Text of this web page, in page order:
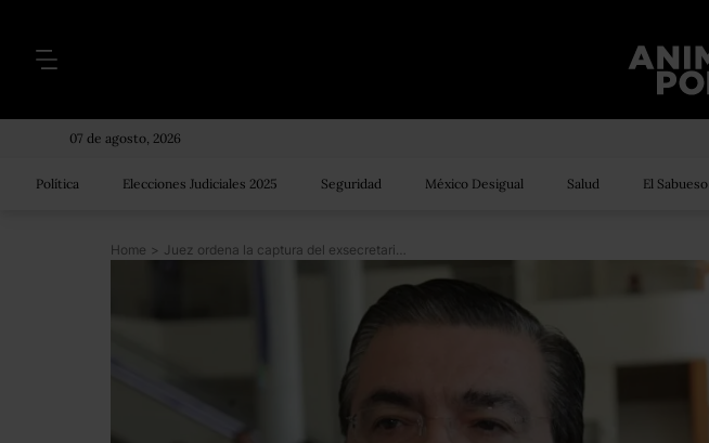
07 de agosto, 2026
Política Elecciones Judiciales 2025 Seguridad México Desigual Salud El Sabueso
Home > Juez ordena la captura del exsecretario de Salud de Sinaloa, Ernesto Echeverría